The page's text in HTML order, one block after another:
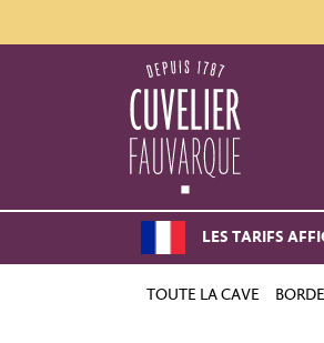
LES TARIFS
TOUTE LA CAVE